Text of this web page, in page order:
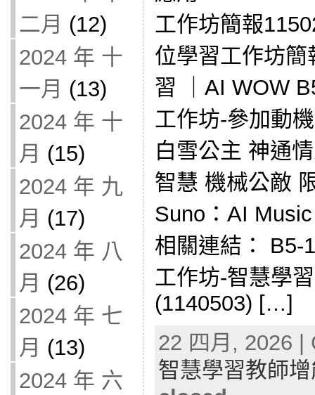
二月 (12)
2024 年 十
一月 (13)
2024 年 十
月 (15)
2024 年 九
月 (17)
2024 年 八
月 (26)
2024 年 七
月 (13)
2024 年 六
工作坊簡報
位學習工作坊
習 ｜AI WOW
工作坊-參加動
白雪公主 神通
智慧 機械公敵
Suno：AI
相關連結： B5-
工作坊-智慧學
(1140503) […]
22 四月, 2026
智慧學習教師